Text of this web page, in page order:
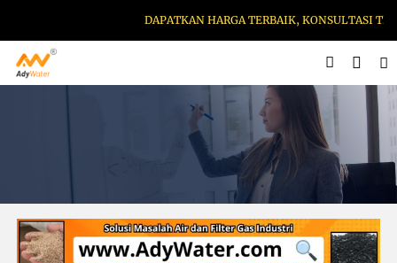
DAPATKAN HARGA TERBAIK, KONSULTASI